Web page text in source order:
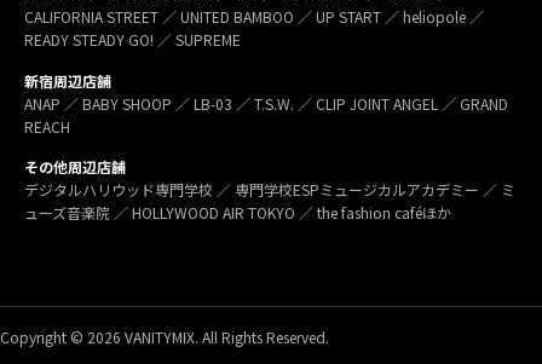
CALIFORNIA STREET ／ UNITED BAMBOO ／ UP START ／ heliopole ／
READY STEADY GO! ／ SUPREME
新宿周辺店舗
ANAP ／ BABY SHOOP ／ LB-03 ／ T.S.W. ／ CLIP JOINT ANGEL ／ GRAND
REACH
その他周辺店舗
デジタルハリウッド専門学校 ／ 専門学校ESPミュージカルアカデミー ／ ミ
ューズ音楽院 ／ HOLLYWOOD AIR TOKYO ／ the fashion caféほか
Copyright © 2026 VANITYMIX. All Rights Reserved.